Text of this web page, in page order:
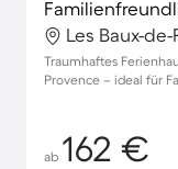
Traumhaftes
Provence – ideal für
ab 162 €